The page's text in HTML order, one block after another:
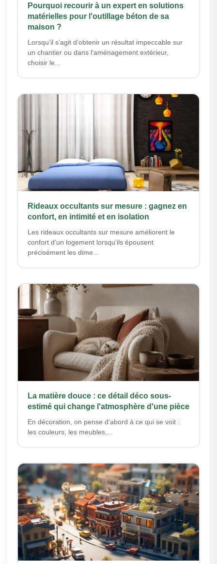
Pourquoi recourir à un expert en solutions
matérielles pour l'outillage béton de sa
maison ?
Lorsqu’il s’agit d’obtenir un résultat impeccable sur
un chantier ou dans l’aménagement extérieur,
choisir le...
Rideaux occultants sur mesure : gagnez en
confort, en intimité et en isolation
Les rideaux occultants sur mesure améliorent le
confort d’un logement lorsqu’ils épousent
précisément les dime...
La matière douce : ce détail déco sous-
estimé qui change l'atmosphère d'une pièce
En décoration, on pense d’abord à ce qui se voit :
les couleurs, les meubles,...